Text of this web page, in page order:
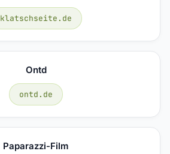
klatschseite.de
Ontd
ontd.de
Paparazzi-Film